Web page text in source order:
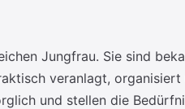
Jungfrau. Sie sind
veranlagt,
und stellen die